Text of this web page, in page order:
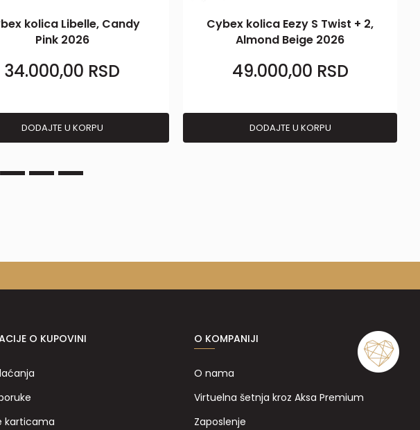
kolica Libelle, Candy
Pink 2026
34.000,00 RSD
DODAJTE U KORPU
Cybex kolica Eezy S Twist + 2,
Almond Beige 2026
49.000,00 RSD
DODAJTE U KORPU
O KUPOVINI
karticama
O KOMPANIJI
O nama
Virtuelna šetnja kroz Aksa Premium
Zaposlenje